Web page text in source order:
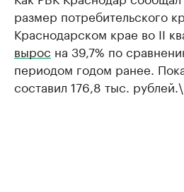
размер потребительского
Краснодарском крае во II
вырос на 39,7% по
периодом годом ранее.
составил 176,8 тыс. рублей.\